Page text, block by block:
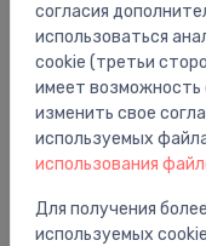
Описание
montāžas
virsmas, bez kastes
согласия
использоваться
cookie (третьи
имеет возможность
изменить свое
используемых
использования
Для получения
используемых